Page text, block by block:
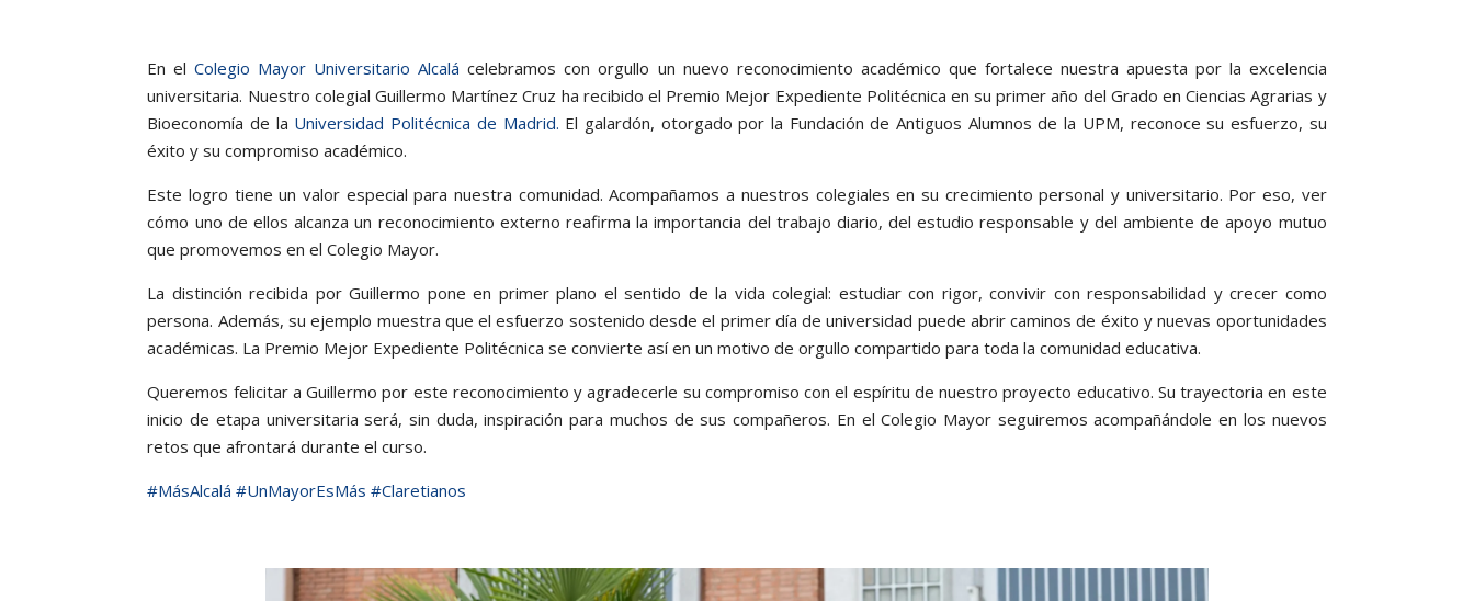
En elColegio Mayor Universitario Alcalá celebramos con orgullo un nuevo reconocimiento académico que fortalece nuestra apuesta por la excelencia
universitaria. Nuestro colegial Guillermo Martínez Cruz ha recibido el Premio Mejor Expediente Politécnica en su primer año del Grado en Ciencias Agrarias y
Bioeconomía de la Universidad Politécnica de Madrid. El galardón, otorgado por la Fundación de Antiguos Alumnos de la UPM, reconoce su esfuerzo, su
éxito y su compromiso académico.
Este logro tiene un valor especial para nuestra comunidad. Acompañamos a nuestros colegiales en su crecimiento personal y universitario. Por eso, ver
cómo uno de ellos alcanza un reconocimiento externo reafirma la importancia del trabajo diario, del estudio responsable y del ambiente de apoyo mutuo
que promovemos en el Colegio Mayor.
La distinción recibida por Guillermo pone en primer plano el sentido de la vida colegial: estudiar con rigor, convivir con responsabilidad y crecer como
persona. Además, su ejemplo muestra que el esfuerzo sostenido desde el primer día de universidad puede abrir caminos de éxito y nuevas oportunidades
académicas. La Premio Mejor Expediente Politécnica se convierte así en un motivo de orgullo compartido para toda la comunidad educativa.
Queremos felicitar a Guillermo por este reconocimiento y agradecerle su compromiso con el espíritu de nuestro proyecto educativo. Su trayectoria en este
inicio de etapa universitaria será, sin duda, inspiración para muchos de sus compañeros. En el Colegio Mayor seguiremos acompañándole en los nuevos
retos que afrontará durante el curso.
#MásAlcalá #UnMayorEsMás#Claretianos